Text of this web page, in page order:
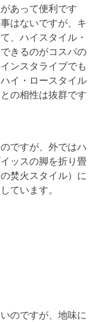
あって便利です
はないですが、キ
、ハイスタイル・
きるのがコスパの
ンスタライブでも
イ・ロースタイル
との相性は抜群です
ですが、外ではハ
ッスの脚を折り畳
焚火スタイル）に
ています。
のですが、地味に